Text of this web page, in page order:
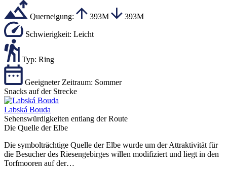
Querneigung: 393M 393M
Schwierigkeit: Leicht
Typ: Ring
Geeigneter Zeitraum: Sommer
Snacks auf der Strecke
Labská Bouda
Sehenswürdigkeiten entlang der Route
Die Quelle der Elbe
Die symbolträchtige Quelle der Elbe wurde um der Attraktivität für
die Besucher des Riesengebirges willen modifiziert und liegt in den
Torfmooren auf der…